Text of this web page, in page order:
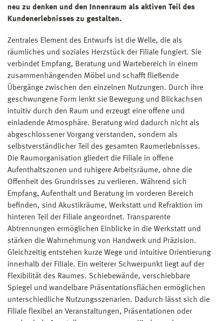
neu zu denken und den Innenraum als aktiven Teil des
Kundenerlebnisses zu gestalten.
Zentrales Element des Entwurfs ist die Welle, die als
räumliches und soziales Herzstück der Filiale fungiert. Sie
verbindet Empfang, Beratung und Wartebereich in einem
zusammenhängenden Möbel und schafft fließende
Übergänge zwischen den einzelnen Nutzungen. Durch ihre
geschwungene Form lenkt sie Bewegung und Blickachsen
intuitiv durch den Raum und erzeugt eine offene und
einladende Atmosphäre. Beratung wird dadurch nicht als
abgeschlossener Vorgang verstanden, sondern als
selbstverständlicher Teil des gesamten Raumerlebnisses.
Die Raumorganisation gliedert die Filiale in offene
Aufenthaltszonen und ruhigere Arbeitsräume, ohne die
Offenheit des Grundrisses zu verlieren. Während sich
Empfang, Aufenthalt und Beratung im vorderen Bereich
befinden, sind Akustikräume, Werkstatt und Refraktion im
hinteren Teil der Filiale angeordnet. Transparente
Abtrennungen ermöglichen Einblicke in die Werkstatt und
stärken die Wahrnehmung von Handwerk und Präzision.
Gleichzeitig entstehen kurze Wege und intuitive Orientierung
innerhalb der Filiale. Ein weiterer Schwerpunkt liegt auf der
Flexibilität des Raumes. Schiebewände, verschiebbare
Spiegel und wandelbare Präsentationsflächen ermöglichen
unterschiedliche Nutzungsszenarien. Dadurch lässt sich die
Filiale flexibel an Veranstaltungen, Präsentationen oder